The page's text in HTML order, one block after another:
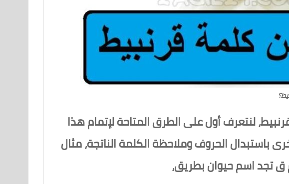
لنتعرف أول على الطرق المتاحة لإتمام هذا
باستبدال الحروف وملاحظة الكلمة الناتجة، مثال
تجد اسم حيوان بطريق،